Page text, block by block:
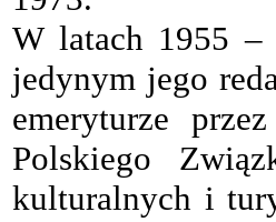
W latach 1955 –
jedynym jego
emeryturze
Polskiego
kulturalnych i